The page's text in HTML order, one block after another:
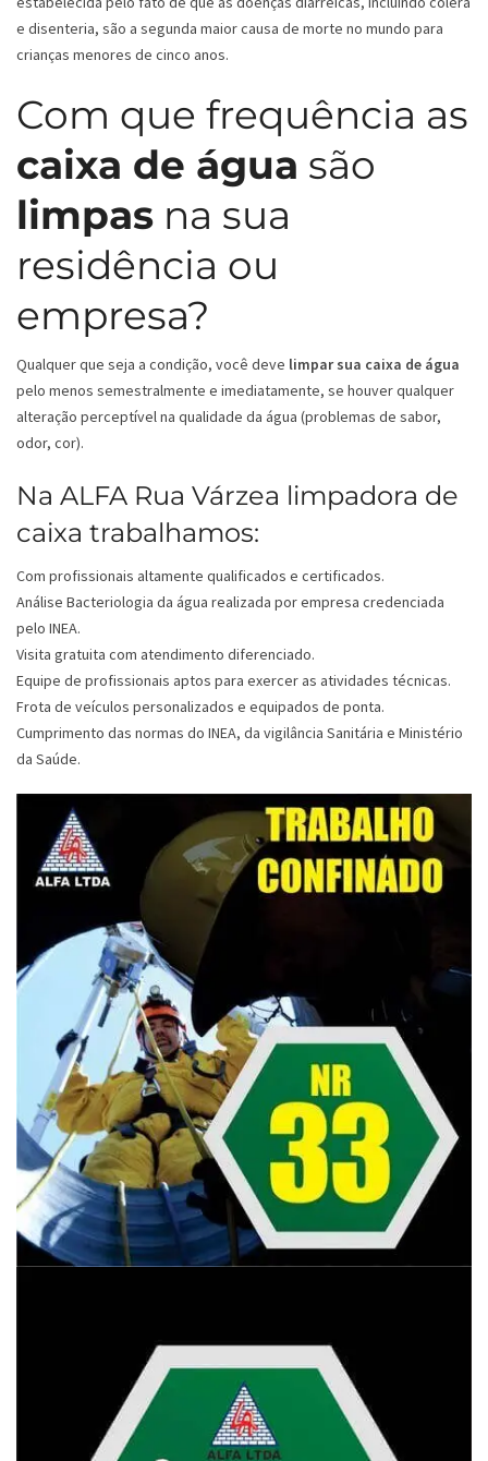
e disenteria, são a segunda maior causa de morte no mundo para
crianças menores de cinco anos.
Com que frequência as
caixa de água são
limpas na sua
residência ou
empresa?
Qualquer que seja a condição, você deve limpar sua caixa de água
pelo menos semestralmente e imediatamente, se houver qualquer
alteração perceptível na qualidade da água (problemas de sabor,
odor, cor).
Na ALFA Rua Várzea limpadora de
caixa trabalhamos:
Com profissionais altamente qualificados e certificados.
Análise Bacteriologia da água realizada por empresa credenciada
pelo INEA.
Visita gratuita com atendimento diferenciado.
Equipe de profissionais aptos para exercer as atividades técnicas.
Frota de veículos personalizados e equipados de ponta.
Cumprimento das normas do INEA, da vigilância Sanitária e Ministério
da Saúde.